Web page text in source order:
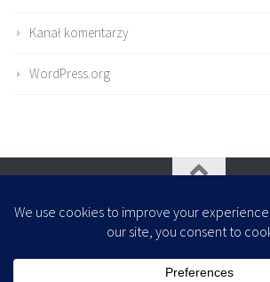
Kanał komentarzy
WordPress.org
- Zaprojektowany z